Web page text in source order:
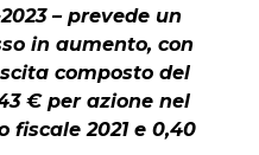
– prevede un
in aumento, con
composto del
€ per azione nel
fiscale 2021 e 0,40